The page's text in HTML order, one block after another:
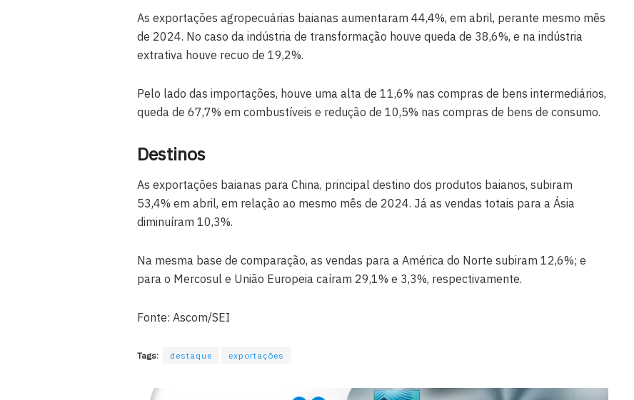
As exportações agropecuárias baianas aumentaram 44,4%, em abril, perante mesmo mês
de 2024. No caso da indústria de transformação houve queda de 38,6%, e na indústria
extrativa houve recuo de 19,2%.
Pelo lado das importações, houve uma alta de 11,6% nas compras de bens intermediários,
queda de 67,7% em combustíveis e redução de 10,5% nas compras de bens de consumo.
Destinos
As exportações baianas para China, principal destino dos produtos baianos, subiram
53,4% em abril, em relação ao mesmo mês de 2024. Já as vendas totais para a Ásia
diminuíram 10,3%.
Na mesma base de comparação, as vendas para a América do Norte subiram 12,6%; e
para o Mercosul e União Europeia caíram 29,1% e 3,3%, respectivamente.
Fonte: Ascom/SEI
Tags: destaque exportações